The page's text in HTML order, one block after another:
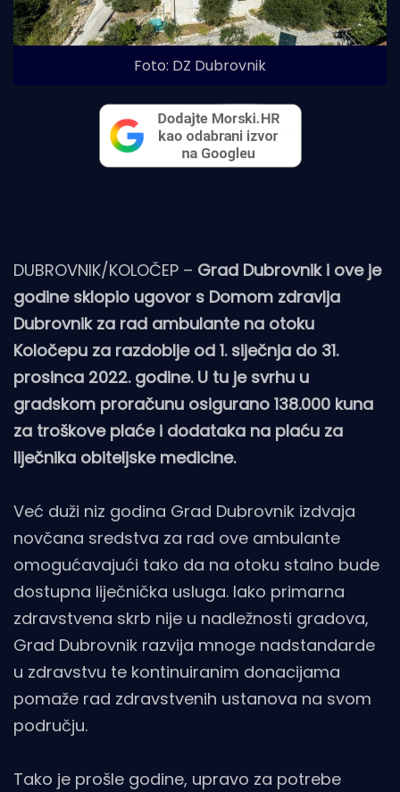
Foto: DZ Dubrovnik
DUBROVNIK/KOLOČEP – Grad Dubrovnik i ove je
godine sklopio ugovor s Domom zdravlja
Dubrovnik za rad ambulante na otoku
Koločepu za razdoblje od 1. siječnja do 31.
prosinca 2022. godine. U tu je svrhu u
gradskom proračunu osigurano 138.000 kuna
za troškove plaće i dodataka na plaću za
liječnika obiteljske medicine.
Već duži niz godina Grad Dubrovnik izdvaja
novčana sredstva za rad ove ambulante
omogućavajući tako da na otoku stalno bude
dostupna liječnička usluga. Iako primarna
zdravstvena skrb nije u nadležnosti gradova,
Grad Dubrovnik razvija mnoge nadstandarde
u zdravstvu te kontinuiranim donacijama
pomaže rad zdravstvenih ustanova na svom
području.
Tako je prošle godine, upravo za potrebe